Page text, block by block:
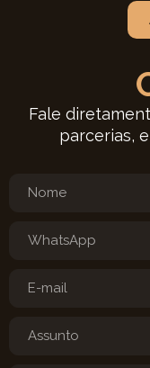
Fale
parcerias,